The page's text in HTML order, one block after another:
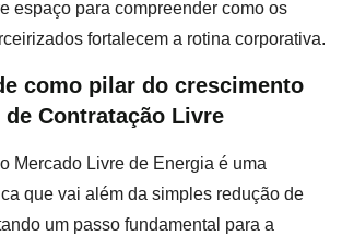
espaço para compreender como os
fortalecem a rotina corporativa.
como pilar do crescimento
de Contratação Livre
Mercado Livre de Energia é uma
que vai além da simples redução de
um passo fundamental para a